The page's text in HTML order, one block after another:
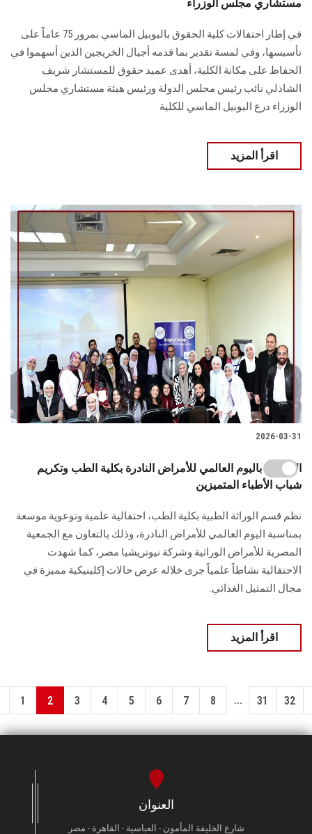
مستشاري مجلس الوزراء
في إطار احتفالات كلية الحقوق باليوبيل الماسي بمرور 75 عاماً على
تأسيسها، وفي لمسة تقدير بما قدمه أجيال الخريجين الذين أسهموا في
الحفاظ على مكانة الكلية، أهدى عميد حقوق للمستشار شريف
الشاذلي نائب رئيس مجلس الدولة ورئيس هيئة مستشاري مجلس
الوزراء درع اليوبيل الماسي للكلية
اقرأ المزيد
2026-03-31
الاحتفال باليوم العالمي للأمراض النادرة بكلية الطب وتكريم
شباب الأطباء المتميزين
نظم قسم الوراثة الطبية بكلية الطب، احتفالية علمية وتوعوية موسعة
بمناسبة اليوم العالمي للأمراض النادرة، وذلك بالتعاون مع الجمعية
المصرية للأمراض الوراثية وشركة نيوتريشيا مصر، كما شهدت
الاحتفالية نشاطاً علمياً جرى خلاله عرض حالات إكلينيكية مميزة في
مجال التمثيل الغذائي.
اقرأ المزيد
1 2 3 4 5 6 7 8 ... 31 32
العنوان
شارع الخليفة المأمون - العباسية - القاهرة - مصر